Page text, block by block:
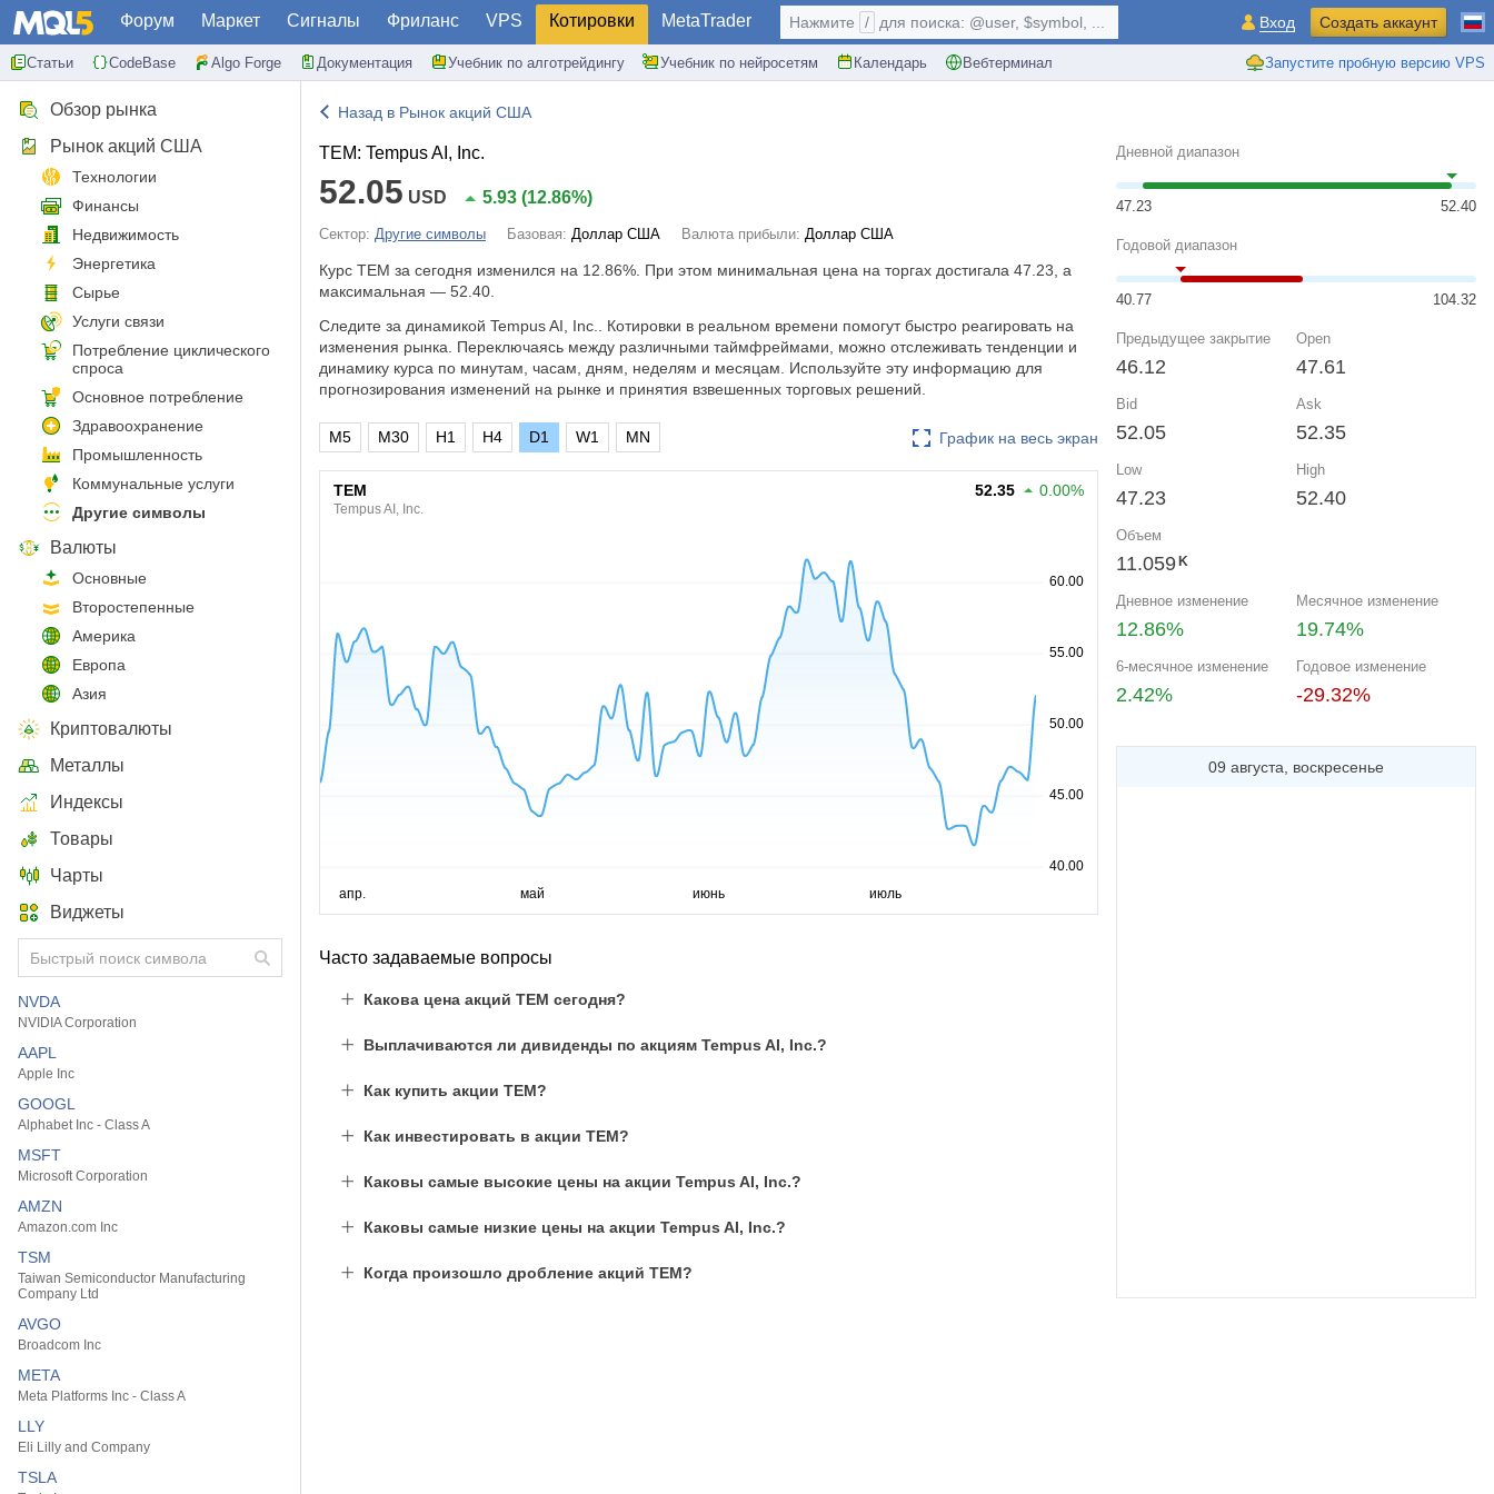
Форум Маркет Сигналы Фриланс VPS Котировки MetaTrader
Статьи CodeBase Algo Forge Документация Учебник по алготрейдингу Учебник по нейросетям Календарь Вебтерминал Запустите пробную версию VPS
Нажмите / для поиска: @user, $symbol, ... Вход Создать аккаунт
Обзор рынка
Рынок акций США
Технологии
Финансы
Недвижимость
Энергетика
Сырье
Услуги связи
Потребление циклического
спроса
Основное потребление
Здравоохранение
Промышленность
Коммунальные услуги
Другие символы
Валюты
Основные
Второстепенные
Америка
Европа
Азия
Криптовалюты
Металлы
Индексы
Товары
Чарты
Виджеты
NVDA
NVIDIA Corporation
AAPL
Apple Inc
GOOGL
Alphabet Inc - Class A
MSFT
Microsoft Corporation
AMZN
Amazon.com Inc
TSM
Taiwan Semiconductor Manufacturing
Company Ltd
AVGO
Broadcom Inc
META
Meta Platforms Inc - Class A
LLY
Eli Lilly and Company
TSLA
Назад в Рынок акций США
TEM: Tempus AI, Inc.
52.05 USD 5.93 (12.86%)
Сектор: Другие символы Базовая: Доллар США Валюта прибыли: Доллар США
Курс TEM за сегодня изменился на 12.86% . При этом минимальная цена на торгах достигала 47.23, а
максимальная — 52.40.
Следите за динамикой Tempus AI, Inc.. Котировки в реальном времени помогут быстро реагировать на
изменения рынка. Переключаясь между различными таймфреймами, можно отслеживать тенденции и
динамику курса по минутам, часам, дням, неделям и месяцам. Используйте эту информацию для
прогнозирования изменений на рынке и принятия взвешенных торговых решений.
График на весь экран
M5 M30 H1 H4 D1 W1 MN
TEM
Tempus AI, Inc.
52.35 0.00%
Часто задаваемые вопросы
Какова цена акций TEM сегодня?
Выплачиваются ли дивиденды по акциям Tempus AI, Inc.?
Как купить акции TEM?
Как инвестировать в акции TEM?
Каковы самые высокие цены на акции Tempus AI, Inc.?
Каковы самые низкие цены на акции Tempus AI, Inc.?
Когда произошло дробление акций TEM?
Дневной диапазон
47.23 52.40
Годовой диапазон
40.77 104.32
Предыдущее закрытие
46.12
Open
47.61
Bid
52.05
Ask
52.35
Low
47.23
High
52.40
Объем
11.059 K
Дневное изменение
12.86%
Месячное изменение
19.74%
6-месячное изменение
2.42%
Годовое изменение
-29.32%
09 августа, воскресенье